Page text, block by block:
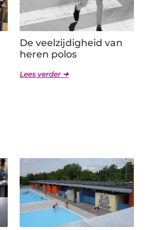
De veelzijdigheid van
heren polos
Lees verder ➜